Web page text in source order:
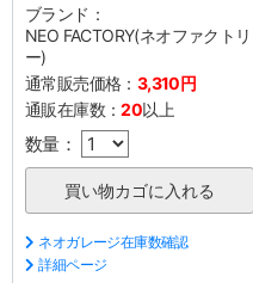
ブランド：
NEO FACTORY(ネオファクトリ
ー)
通常販売価格： 3,310円
通販在庫数：20以上
数量：
ネオガレージ在庫数確認
詳細ページ